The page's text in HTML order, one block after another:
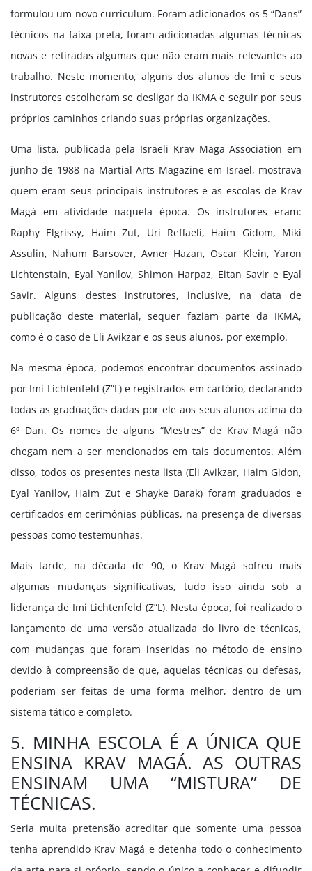
formulou um novo curriculum. Foram adicionados os 5 “Dans”
técnicos na faixa preta, foram adicionadas algumas técnicas
novas e retiradas algumas que não eram mais relevantes ao
trabalho. Neste momento, alguns dos alunos de Imi e seus
instrutores escolheram se desligar da IKMA e seguir por seus
próprios caminhos criando suas próprias organizações.
Uma lista, publicada pela Israeli Krav Maga Association em
junho de 1988 na Martial Arts Magazine em Israel, mostrava
quem eram seus principais instrutores e as escolas de Krav
Magá em atividade naquela época. Os instrutores eram:
Raphy Elgrissy, Haim Zut, Uri Reffaeli, Haim Gidom, Miki
Assulin, Nahum Barsover, Avner Hazan, Oscar Klein, Yaron
Lichtenstain, Eyal Yanilov, Shimon Harpaz, Eitan Savir e Eyal
Savir. Alguns destes instrutores, inclusive, na data de
publicação deste material, sequer faziam parte da IKMA,
como é o caso de Eli Avikzar e os seus alunos, por exemplo.
Na mesma época, podemos encontrar documentos assinado
por Imi Lichtenfeld (Z”L) e registrados em cartório, declarando
todas as graduações dadas por ele aos seus alunos acima do
6º Dan. Os nomes de alguns “Mestres” de Krav Magá não
chegam nem a ser mencionados em tais documentos. Além
disso, todos os presentes nesta lista (Eli Avikzar, Haim Gidon,
Eyal Yanilov, Haim Zut e Shayke Barak) foram graduados e
certificados em cerimônias públicas, na presença de diversas
pessoas como testemunhas.
Mais tarde, na década de 90, o Krav Magá sofreu mais
algumas mudanças significativas, tudo isso ainda sob a
liderança de Imi Lichtenfeld (Z”L). Nesta época, foi realizado o
lançamento de uma versão atualizada do livro de técnicas,
com mudanças que foram inseridas no método de ensino
devido à compreensão de que, aquelas técnicas ou defesas,
poderiam ser feitas de uma forma melhor, dentro de um
sistema tático e completo.
5. MINHA ESCOLA É A ÚNICA QUE
ENSINA KRAV MAGÁ. AS OUTRAS
ENSINAM UMA “MISTURA” DE
TÉCNICAS.
Seria muita pretensão acreditar que somente uma pessoa
tenha aprendido Krav Magá e detenha todo o conhecimento